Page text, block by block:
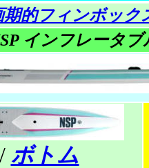
期的フィンボック
インフレータ
/ ボトム